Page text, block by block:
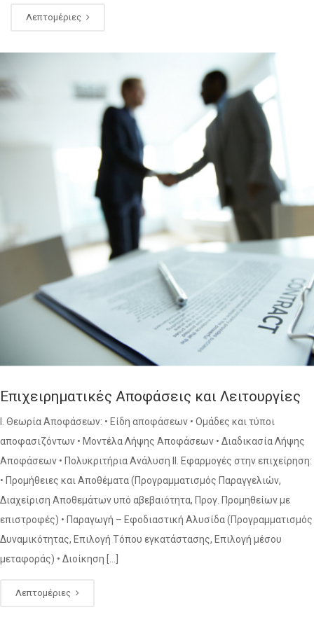
Λεπτομέριες
Επιχειρηματικές Αποφάσεις και Λειτουργίες
Ι. Θεωρία Αποφάσεων: • Είδη αποφάσεων • Ομάδες και τύποι
αποφασιζόντων • Μοντέλα Λήψης Αποφάσεων • Διαδικασία Λήψης
Αποφάσεων • Πολυκριτήρια Ανάλυση ΙΙ. Εφαρμογές στην επιχείρηση:
• Προμήθειες και Αποθέματα (Προγραμματισμός Παραγγελιών,
Διαχείριση Αποθεμάτων υπό αβεβαιότητα, Προγ. Προμηθείων με
επιστροφές) • Παραγωγή – Εφοδιαστική Αλυσίδα (Προγραμματισμός
Δυναμικότητας, Επιλογή Τόπου εγκατάστασης, Επιλογή μέσου
μεταφοράς) • Διοίκηση […]
Λεπτομέριες